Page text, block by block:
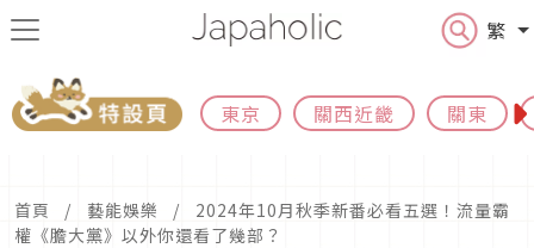
繁
東京 關西近畿 關東
首頁 藝能娛樂
2024年10月秋季新番必看五選！流量霸
權《膽大黨》以外你還看了幾部？